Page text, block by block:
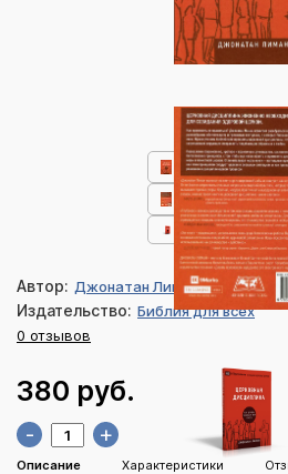
Автор: Джонатан Лиман
Издательство: Библия для всех
0 отзывов
380 руб.
- +
Описание Характеристики